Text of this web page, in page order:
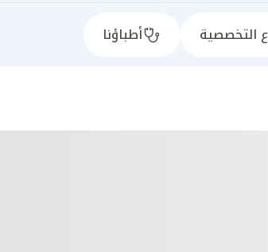
التخصصية أطباؤنا